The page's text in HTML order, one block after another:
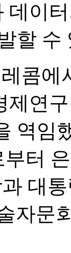
데이
할 수
콤
제연
역임
터
대
자문